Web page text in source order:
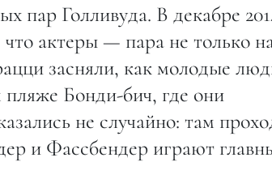
пар Голливуда. В декабре
что актеры — пара не только
засняли, как молодые
Бонди-бич, где они
не случайно: там
и Фассбендер играют